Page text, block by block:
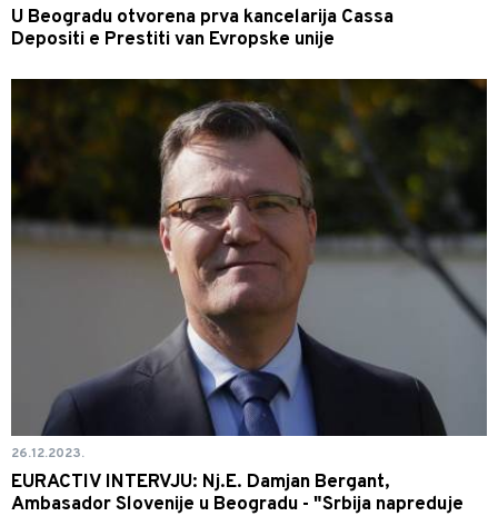
U Beogradu otvorena prva kancelarija Cassa
Depositi e Prestiti van Evropske unije
26.12.2023.
EURACTIV INTERVJU: Nj.E. Damjan Bergant,
Ambasador Slovenije u Beogradu - "Srbija napreduje